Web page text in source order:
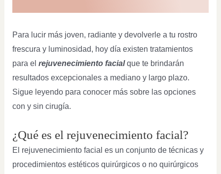
Para lucir más joven, radiante y devolverle a tu rostro
frescura y luminosidad, hoy día existen tratamientos
para el rejuvenecimiento facial que te brindarán
resultados excepcionales a mediano y largo plazo.
Sigue leyendo para conocer más sobre las opciones
con y sin cirugía.
¿Qué es el rejuvenecimiento facial?
El rejuvenecimiento facial es un conjunto de técnicas y
procedimientos estéticos quirúrgicos o no quirúrgicos